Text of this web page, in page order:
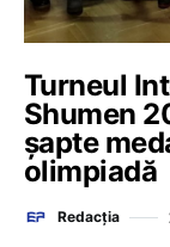
Turneul
Shumen
șapte
olimpiadă
Redacția